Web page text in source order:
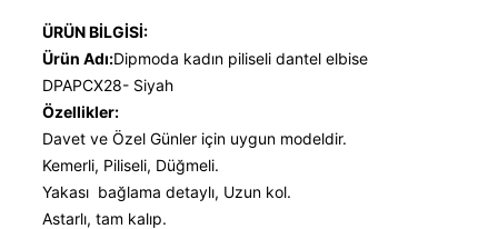
ÜRÜN BİLGİSİ:
Ürün Adı:Dipmoda kadın piliseli dantel elbise
DPAPCX28- Siyah
Özellikler:
Davet ve Özel Günler için uygun modeldir.
Kemerli, Piliseli, Düğmeli.
Yakası bağlama detaylı, Uzun kol.
Astarlı, tam kalıp.